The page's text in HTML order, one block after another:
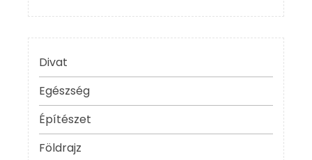
Divat
Egészség
Építészet
Földrajz